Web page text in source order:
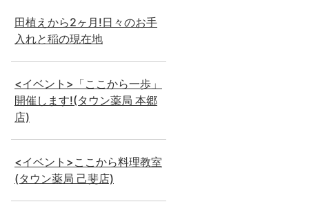
田植えから2ヶ月!日々のお手
入れと稲の現在地
<イベント>「ここから一歩」
開催します!(タウン薬局 本郷
店)
<イベント>ここから料理教室
(タウン薬局 己斐店)